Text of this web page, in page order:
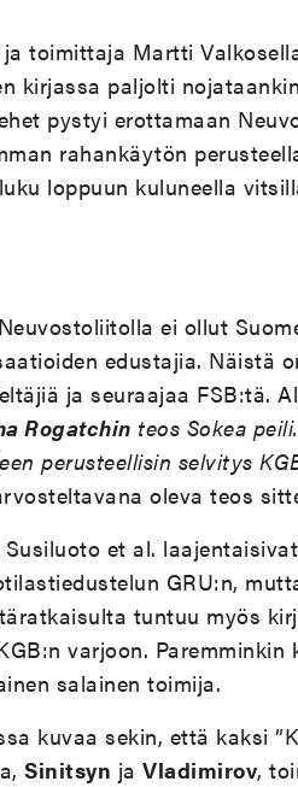
toimittaja Martti
kirjassa paljolti
pystyi erottamaan
rahankäytön
loppuun kuluneella
ei ollut
edustajia. Näistä
ja seuraajaa FSB:tä.
Rogatchin teos Sokea
perusteellisin selvitys
oleva teos
et al.
GRU:n,
tuntuu myös
varjoon.
salainen toimija.
kuvaa sekin, että kaksi
Sinitsyn ja Vladimirov,